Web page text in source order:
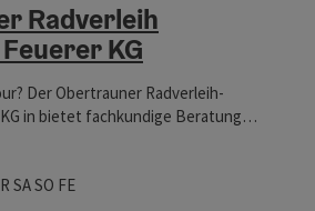
Radverleih
KG
Der Obertrauner Radverleih-
in bietet fachkundige Beratung
geöffnet
geöffnetgeöffnet
Freitag geöffnet
SASamstag geöffnet
SO Sonntag geöffnet
FEFeiertag geöffnet